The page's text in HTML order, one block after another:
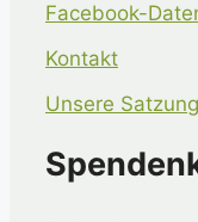
Facebook-
Kontakt
Unsere Satzung